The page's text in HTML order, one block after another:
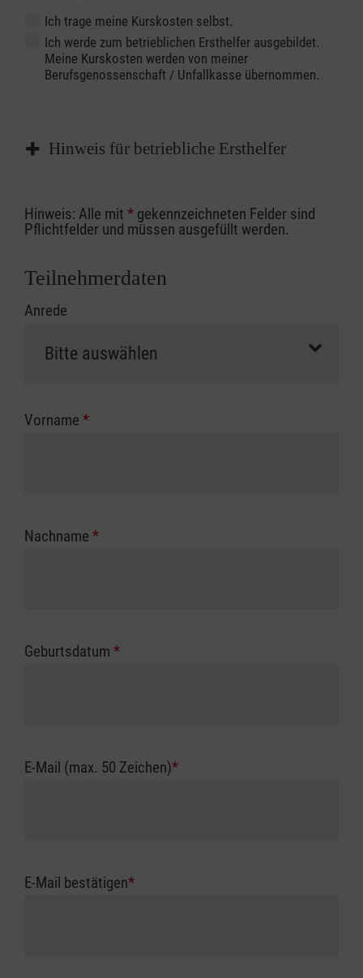
Ich trage meine Kurskosten selbst.
Ich werde zum betrieblichen Ersthelfer ausgebildet.
Meine Kurskosten werden von meiner
Berufsgenossenschaft / Unfallkasse übernommen.
Hinweis für betriebliche Ersthelfer
Sofern Sie ein Kostenübernahmeverfahren
Ihrer Berufsgenossenschaft / Unfallkasse
Abrechnungsunterlagen spätestens zu
erfolgt eine Abrechnung der vollen Kursgebühr
Die notwendigen Formulare für die
zuständigen Berufsgenossenschaft oder
Hinweis: Alle mit * gekennzeichneten Felder sind
Pflichtfelder und müssen ausgefüllt werden.
Teilnehmerdaten
Anrede
Vorname *
Nachname *
Geburtsdatum *
E-Mail (max. 50 Zeichen)*
E-Mail bestätigen*